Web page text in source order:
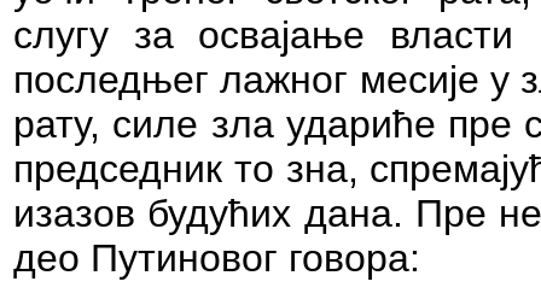
слугу за освајање власти
последњег лажног месије у
рату, силе зла удариће пре
председник то зна,
изазов будућих дана. Пре
део Путиновог говора: